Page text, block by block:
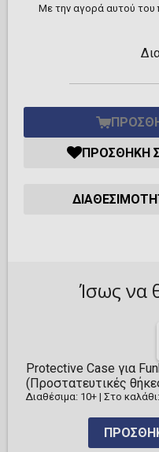
Με την αγορά αυτού του
ΠΡΟΣΘΉΚΗ
Ίσως να
Protective Case για
(Προστατευτικές
Διαθέσιμα: 10+ | Στο καλάθι: